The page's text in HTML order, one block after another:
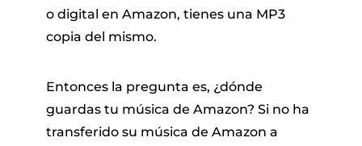
línea
o digital en Amazon, tienes una MP3
copia del mismo.
Entonces la pregunta es, ¿dónde
guardas tu música de Amazon? Si no ha
transferido su música de Amazon a